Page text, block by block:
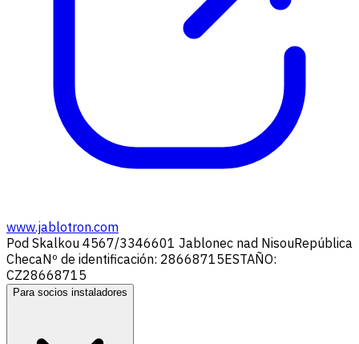
www.jablotron.com
Pod Skalkou 4567/3346601 Jablonec nad NisouRepública
ChecaNº de identificación: 28668715ESTAÑO:
CZ28668715
Para socios instaladores